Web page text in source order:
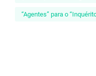
“Agentes” para o